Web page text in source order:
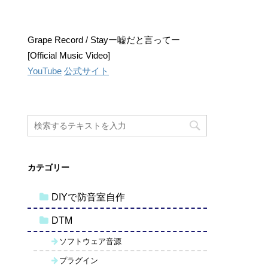
Grape Record / Stayー嘘だと言ってー
[Official Music Video]
YouTube 公式サイト
カテゴリー
DIYで防音室自作
DTM
ソフトウェア音源
プラグイン